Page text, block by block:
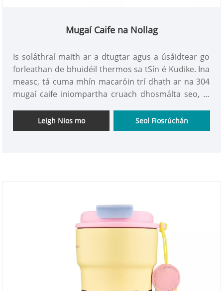
Mugaí Caife na Nollag
Is soláthraí maith ar a dtugtar agus a úsáidtear go
forleathan de bhuidéil thermos sa tSín é Kudike. Ina
measc, tá cuma mhín macaróin trí dhath ar na 304
mugaí caife iniompartha cruach dhosmálta seo, le
rópa crochta inscortha. Glacann an comhlacht
cupán péint spraeála frith-duillín Neamhlonrach,
saincheaptha iomlán patrúin, dathanna agus
lógónna. Is féidir é a oiriúnú do mhic léinn,
d'oibrithe oifige, agus do thaistealaithe lasmuigh, le
glasáil teocht fadtéarmach agus cosaint fuaraithe.
Fáilte chun saincheaptha a roghnú!
Leigh Nios mo Seol Fiosrúchán